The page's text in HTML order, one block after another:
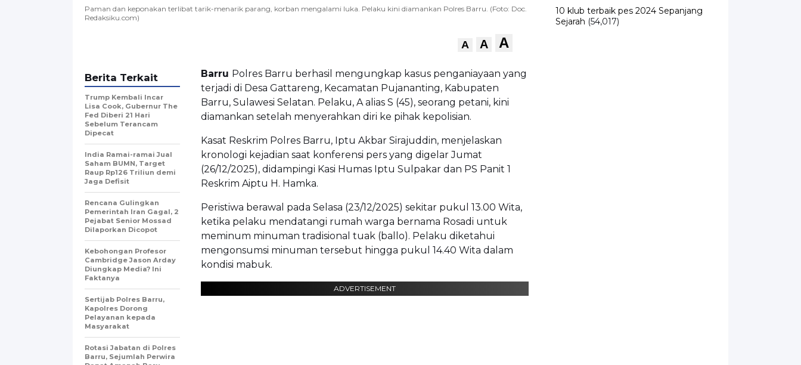
Paman dan keponakan terlibat tarik-menarik parang, korban mengalami luka. Pelaku kini diamankan Polres Barru. (Foto: Doc.
Redaksiku.com)
A A A
Barru Polres Barru berhasil mengungkap kasus penganiayaan yang
terjadi di Desa Gattareng, Kecamatan Pujananting, Kabupaten
Barru, Sulawesi Selatan. Pelaku, A alias S (45), seorang petani, kini
diamankan setelah menyerahkan diri ke pihak kepolisian.
Kasat Reskrim Polres Barru, Iptu Akbar Sirajuddin, menjelaskan
kronologi kejadian saat konferensi pers yang digelar Jumat
(26/12/2025), didampingi Kasi Humas Iptu Sulpakar dan PS Panit 1
Reskrim Aiptu H. Hamka.
Peristiwa berawal pada Selasa (23/12/2025) sekitar pukul 13.00 Wita,
ketika pelaku mendatangi rumah warga bernama Rosadi untuk
meminum minuman tradisional tuak (ballo). Pelaku diketahui
mengonsumsi minuman tersebut hingga pukul 14.40 Wita dalam
kondisi mabuk.
ADVERTISEMENT
Berita Terkait
Trump Kembali Incar
Lisa Cook, Gubernur The
Fed Diberi 21 Hari
Sebelum Terancam
Dipecat
India Ramai-ramai Jual
Saham BUMN, Target
Raup Rp126 Triliun demi
Jaga Defisit
Rencana Gulingkan
Pemerintah Iran Gagal, 2
Pejabat Senior Mossad
Dilaporkan Dicopot
Kebohongan Profesor
Cambridge Jason Arday
Diungkap Media? Ini
Faktanya
Sertijab Polres Barru,
Kapolres Dorong
Pelayanan kepada
Masyarakat
Rotasi Jabatan di Polres
Barru, Sejumlah Perwira
10 klub terbaik pes 2024 Sepanjang
Sejarah (54,017)